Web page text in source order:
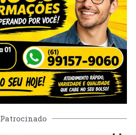
Patrocinado